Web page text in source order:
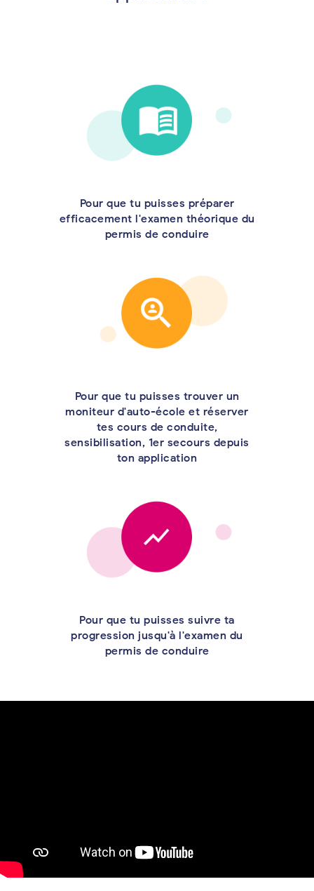
Pour que tu puisses préparer
efficacement l'examen théorique du
permis de conduire
Pour que tu puisses trouver un
moniteur d'auto-école et réserver
tes cours de conduite,
sensibilisation, 1er secours depuis
ton application
Pour que tu puisses suivre ta
progression jusqu'à l'examen du
permis de conduire